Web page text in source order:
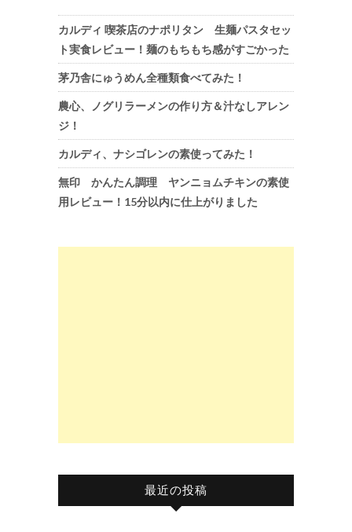
カルディ 喫茶店のナポリタン 生麺パスタセッ
ト実食レビュー！麺のもちもち感がすごかった
茅乃舎にゅうめん全種類食べてみた！
農心、ノグリラーメンの作り方＆汁なしアレン
ジ！
カルディ、ナシゴレンの素使ってみた！
無印 かんたん調理 ヤンニョムチキンの素使
用レビュー！15分以内に仕上がりました
最近の投稿